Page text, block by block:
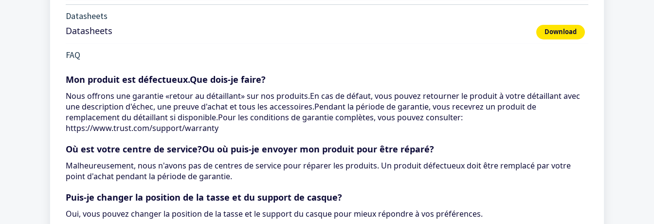
Datasheets
Datasheets Download
FAQ
Mon produit est défectueux.Que dois-je faire?
Nous offrons une garantie «retour au détaillant» sur nos produits.En cas de défaut, vous pouvez retourner le produit à votre détaillant avec
une description d'échec, une preuve d'achat et tous les accessoires.Pendant la période de garantie, vous recevrez un produit de
remplacement du détaillant si disponible.Pour les conditions de garantie complètes, vous pouvez consulter:
https://www.trust.com/support/warranty
Où est votre centre de service?Ou où puis-je envoyer mon produit pour être réparé?
Malheureusement, nous n'avons pas de centres de service pour réparer les produits. Un produit défectueux doit être remplacé par votre
point d'achat pendant la période de garantie.
Puis-je changer la position de la tasse et du support de casque?
Oui, vous pouvez changer la position de la tasse et le support du casque pour mieux répondre à vos préférences.